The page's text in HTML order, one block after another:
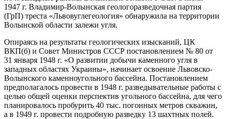
1947 г. Владимир-Волынская геологоразведочная партия
(ГрП) треста «Львовуглегеология» обнаружила на территории
Волынской области залежи угля.
Опираясь на результаты геологических изысканий, ЦК
ВКП(б) и Совет Министров СССР постановлением № 80 от
31 января 1948 г. «О развитии добычи каменного угля в
западных областях Украины», начинает освоение Львовско-
Волынского каменноугольного бассейна. Постановлением
предполагалось провести в 1948 г. разведывательные работы с
целью общей оценки перспектив угольного бассейна, для чего
планировалось пробурить 40 тыс. погонных метров скважин,
а в 1949 г. провести подробную разведку 13 шахтных полей.